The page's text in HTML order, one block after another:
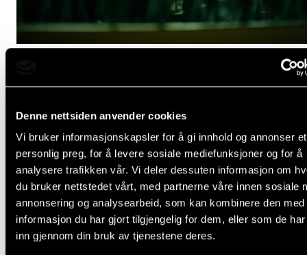
Denne nettsiden anvender cookies
Vi bruker informasjonskapsler for å gi innhold og annonser et
personlig preg, for å levere sosiale mediefunksjoner og for å
analysere trafikken vår. Vi deler dessuten informasjon om
du bruker nettstedet vårt, med partnerne våre innen sosiale
annonsering og analysearbeid, som kan kombinere den med
informasjon du har gjort tilgjengelig for dem, eller som de
inn gjennom din bruk av tjenestene deres.
9. des. 2025
Se flere resultater